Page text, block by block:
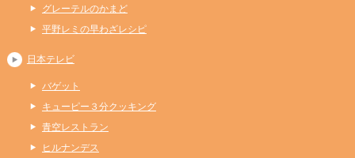
グレーテルのかまど
平野レミの早わざレシピ
日本テレビ
バゲット
キューピー３分クッキング
青空レストラン
ヒルナンデス